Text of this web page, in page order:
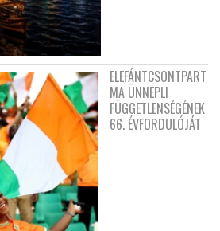
ELEFÁNTCSONTPART
MA ÜNNEPLI
FÜGGETLENSÉGÉNEK
66. ÉVFORDULÓJÁT